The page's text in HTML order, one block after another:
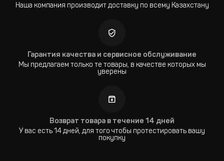
Наша компания производит доставку по всему Казахстану
Гарантия качества и сервисное обслуживание
Мы предлагаем только те товары, в качестве которых мы
уверены
Возврат товара в течение 14 дней
У вас есть 14 дней, для того чтобы протестировать вашу
покупку